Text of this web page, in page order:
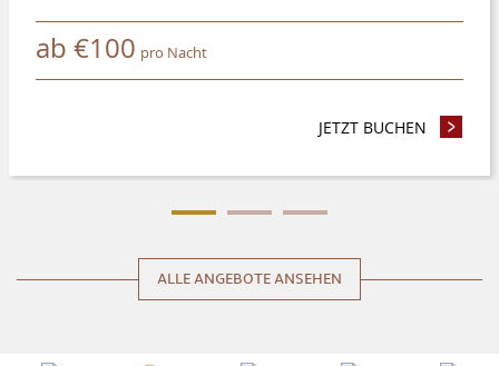
ab €100 pro Nacht
JETZT BUCHEN -
ALLE ANGEBOTE ANSEHEN